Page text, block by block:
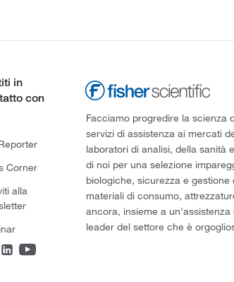
in
con
Corner
alla
Facciamo progredire la scienza
servizi di assistenza ai mercati
laboratori di analisi, della sanità
di noi per una selezione
biologiche, sicurezza e
materiali di consumo,
ancora, insieme a
leader del settore che è